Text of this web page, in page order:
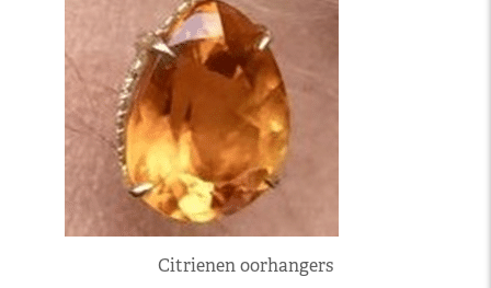
Citrienen oorhangers